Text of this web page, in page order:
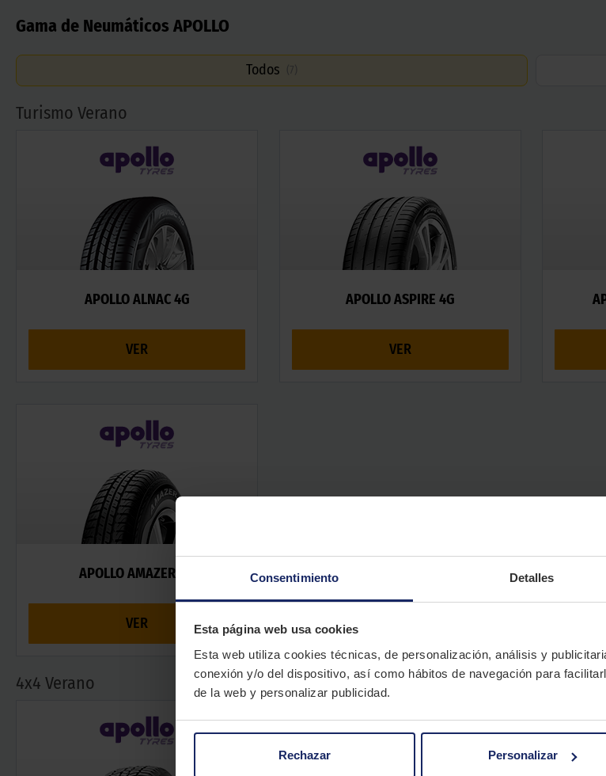
Consentimiento Detalles
Esta página web usa cookies
Esta web utiliza cookies técnicas, de personalización, análisis y
conexión y/o del dispositivo, así como hábitos de navegación para
de la web y personalizar publicidad.
Rechazar Personalizar
Gama de Neumáticos APOLLO
Todos
Turismo Verano
APOLLO ALNAC 4G
VER
APOLLO ASPIRE 4G
VER
APOLLO AMAZER 3G
VER
4x4 Verano